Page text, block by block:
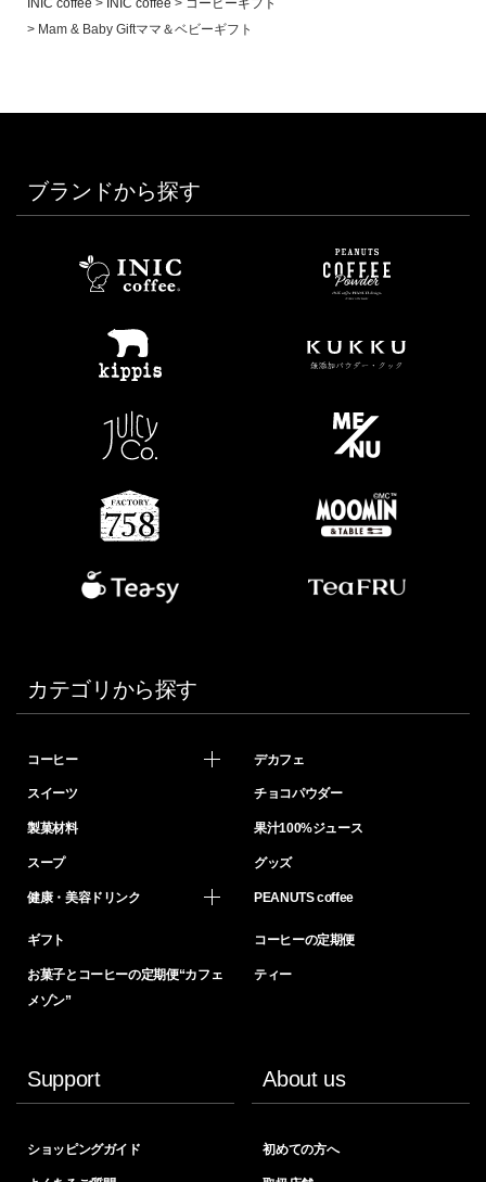
Mam & Baby Giftママ＆ベビーギフト
ブランドから探す
カテゴリから探す
コーヒー デカフェ
スイーツ チョコパウダー
製菓材料 果汁100%ジュース
スープ グッズ
健康・美容ドリンク PEANUTS coffee
ギフト コーヒーの定期便
お菓子とコーヒーの定期便“カフェ
メゾン”
ティー
Support
ショッピングガイド
About us
初めての方へ